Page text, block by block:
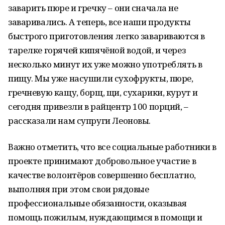
заварить пюре и гречку – они сначала не
заваривались. А теперь, все наши продукты
быстрого приготовления легко завариваются в
тарелке горячей кипячёной водой, и через
несколько минут их уже можно употреблять в
пищу. Мы уже насушили сухофрукты, пюре,
гречневую кащу, борщ, щи, сухарики, курут и
сегодня привезли в райцентр 100 порций, –
рассказали нам супруги Леоновы.
Важно отметить, что все социальные работники в
проекте принимают добровольное участие в
качестве волонтёров совершенно бесплатно,
выполняя при этом свои рядовые
профессиональные обязанности, оказывая
помощь пожилым, нуждающимся в помощи и